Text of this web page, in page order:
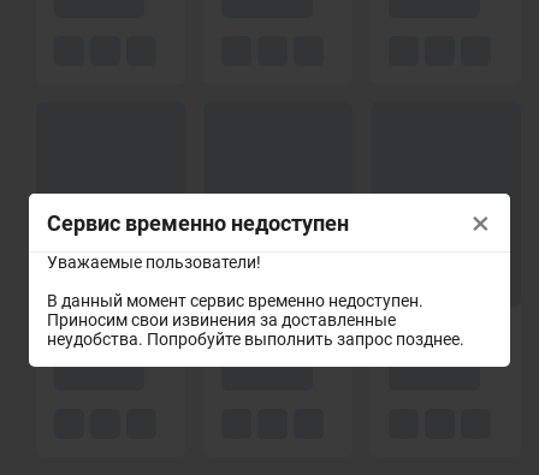
Сервис временно недоступен
Уважаемые пользователи!
В данный момент сервис временно недоступен.
Приносим свои извинения за доставленные
неудобства. Попробуйте выполнить запрос позднее.
×